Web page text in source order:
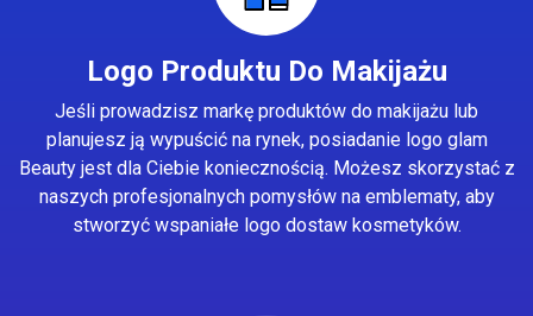
Logo Produktu Do Makijażu
Jeśli prowadzisz markę produktów do makijażu lub
planujesz ją wypuścić na rynek, posiadanie logo glam
Beauty jest dla Ciebie koniecznością. Możesz skorzystać z
naszych profesjonalnych pomysłów na emblematy, aby
stworzyć wspaniałe logo dostaw kosmetyków.